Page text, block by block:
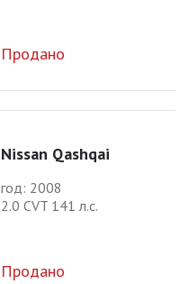
Продано
Nissan Qashqai
год: 2008
2.0 CVT 141 л.с.
Продано